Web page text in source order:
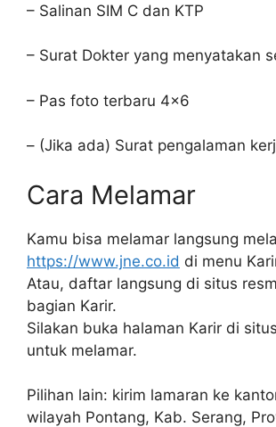
– Salinan SIM C dan KTP
– Surat Dokter yang menyatakan
– Pas foto terbaru 4×6
– (Jika ada) Surat pengalaman
Cara Melamar
Kamu bisa melamar langsung
https://www.jne.co.id di menu
Atau, daftar langsung di situs
bagian Karir.
Silakan buka halaman Karir di
untuk melamar.
Pilihan lain: kirim lamaran ke
wilayah Pontang, Kab. Serang,